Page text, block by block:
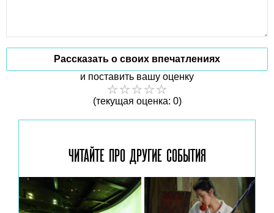
Рассказать о своих впечатлениях
и поставить вашу оценку
(текущая оценка: 0)
ЧИТАЙТЕ ПРО ДРУГИЕ СОБЫТИЯ